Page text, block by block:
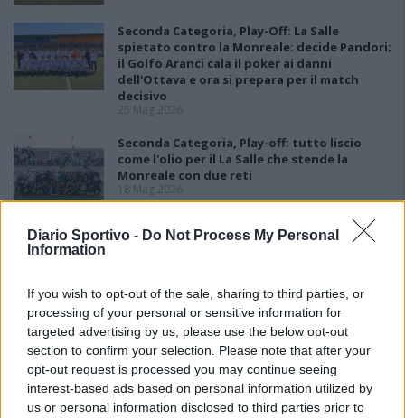
Diario Sportivo - Do Not Process My Personal
Information
If you wish to opt-out of the sale, sharing to third parties, or
processing of your personal or sensitive information for
targeted advertising by us, please use the below opt-out
section to confirm your selection. Please note that after your
opt-out request is processed you may continue seeing
interest-based ads based on personal information utilized by
us or personal information disclosed to third parties prior to
Seconda Categoria, Play-Off: La Salle
spietato contro la Monreale: decide Pandori;
il Golfo Aranci cala il poker ai danni
dell'Ottava e ora si prepara per il match
decisivo
25 Mag 2026
Seconda Categoria, Play-off: tutto liscio
come l'olio per il La Salle che stende la
Monreale con due reti
18 Mag 2026
Seconda Categoria, Play-Out: colpo grosso
del La Pineta che batte la Johannes e